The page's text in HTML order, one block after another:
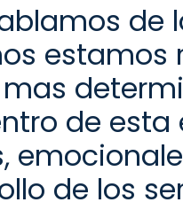
de
estamos
de
de los